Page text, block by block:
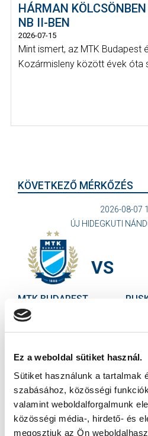
Ez a weboldal sütiket használ.
Sütiket használunk a tartalmak
szabásához, közösségi
valamint weboldalforgalmunk
közösségi média-, hirdető- és
megosztjuk az Ön
HÁRMAN
NB II-BEN
2026-07-15
Mint ismert, az MTK Budapest
Kozármisleny között évek óta
KÖVETKEZŐ MÉRKŐZÉS
2026-08-07
ÚJ HIDEGKUTI
MTK BUDAPEST
VS